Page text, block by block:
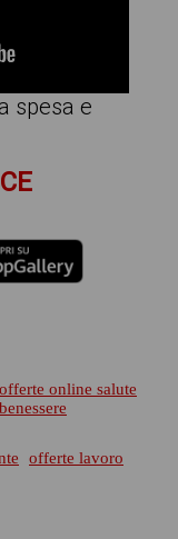
spesa e
offerte online salute
benessere
offerte lavoro